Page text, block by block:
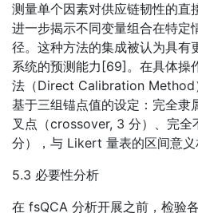
测量单个因素对供应链韧性的直
进一步揭示不同变量组合在特定
径。这种方法的集成被认为具有
系统的预测能力[69]。在具体操
法（Direct Calibration Method
基于三组锚点值的设定：完全
叉点（crossover, 3 分）、完
分），与 Likert 量表的区间意义
5.3 必要性分析
在 fsQCA 分析开展之前，检验